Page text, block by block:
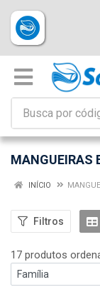
MANGUEIRAS
INÍCIO
Filtros
17 produtos